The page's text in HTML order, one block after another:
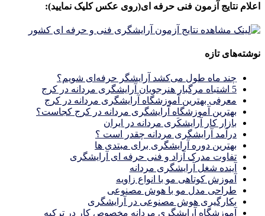
اعلام نتایج آزمون فنی حرفه ای(روی عکس کلیک نمایید):
نوشته‌های تازه
چند ماه طول می‌کشد آرایشگر حرفه‌ای شویم؟
5 اشتباه مرگبار هنرجویان آرایشگری مردانه در کرج
معرفی بهترین آموزشگاه آرایشگری مردانه در کرج
بهترین آموزشگاه آرایشگری مردانه در کرج کجاست؟
بازار كار آرايشكَرى مردانه در ايران
درآمد آرایشگری مردانه چقدر است ؟
بهترین دوره آرایشگری برای مبتدی ها
تفاوت مدرک آزاد و فنی حرفه ای آرایشگری
آینده شغل آرایشگری مردانه
آموزش کوتاهی مو با انواع زاویه
طراحی مدل مو با هوش مصنوعی
بکارگیری هوش مصنوعی در آرایشگری
آموزشگاه آرایشگری مردانه مخصوص کار در ترکیه